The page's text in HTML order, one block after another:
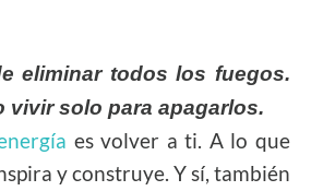
eliminar todos los fuegos.
vivir solo para apagarlos.
es volver a ti. A lo que
y construye. Y sí, también